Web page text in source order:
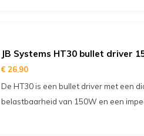
JB Systems HT30 bullet driver
€ 26,90
De HT30 is een bullet driver met een
belastbaarheid van 150W en een